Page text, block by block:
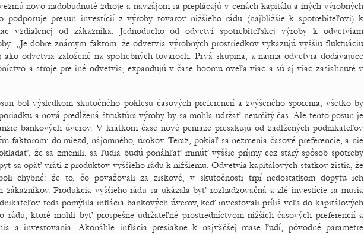
novo nadobudnuté zdroje a navzájom sa preplácajú v cenách kapitálu a iných výrobných
podporuje presun investícií z výroby tovarov nižšieho rádu (najbližšie k spotrebiteľovi) k
vzdialenej od zákazníka. Jednoducho od odvetví spotrebiteľskej výroby k odvetviam
„Je dobre známym faktom, že odvetvia výrobných prostriedkov vykazujú vyššiu fluktuáciu
ako odvetvia založené na spotrebných tovaroch. Prvá skupina, a najmä odvetvia dodávajúce
a stroje pre iné odvetvia, expandujú v čase boomu oveľa viac a sú aj viac zasiahnuté v
bol výsledkom skutočného poklesu časových preferencií a zvýšeného sporenia, všetko by
a nová predĺžená štruktúra výroby by sa mohla udržať neurčitý čas. Ale tento posun je
bankových úverov. V krátkom čase nové peniaze presakujú od zadlžených podnikateľov
faktorom: do miezd, nájomného, úrokov. Teraz, pokiaľ sa nezmenia časové preferencie, a nie
že sa zmenili, sa ľudia budú ponáhľať minúť vyššie príjmy cez starý spôsob spotreby
sa opäť vráti z produktov vyššieho rádu k nižšiemu. Odvetvia kapitálových statkov zistia, že
chybné: že to, čo považovali za ziskové, v skutočnosti trpí nedostatkom dopytu ich
zákazníkov. Produkcia vyššieho rádu sa ukázala byť rozhadzovačná a zlé investície sa musia
teda pomýlila inflácia bankových úverov, keď investovali príliš veľa do kapitálových
rádu, ktoré mohli byť prospešne udržateľné prostredníctvom nižších časových preferencií a
a investovania. Akonáhle inflácia presiakne k najväčšej mase ľudí, pôvodné parametre